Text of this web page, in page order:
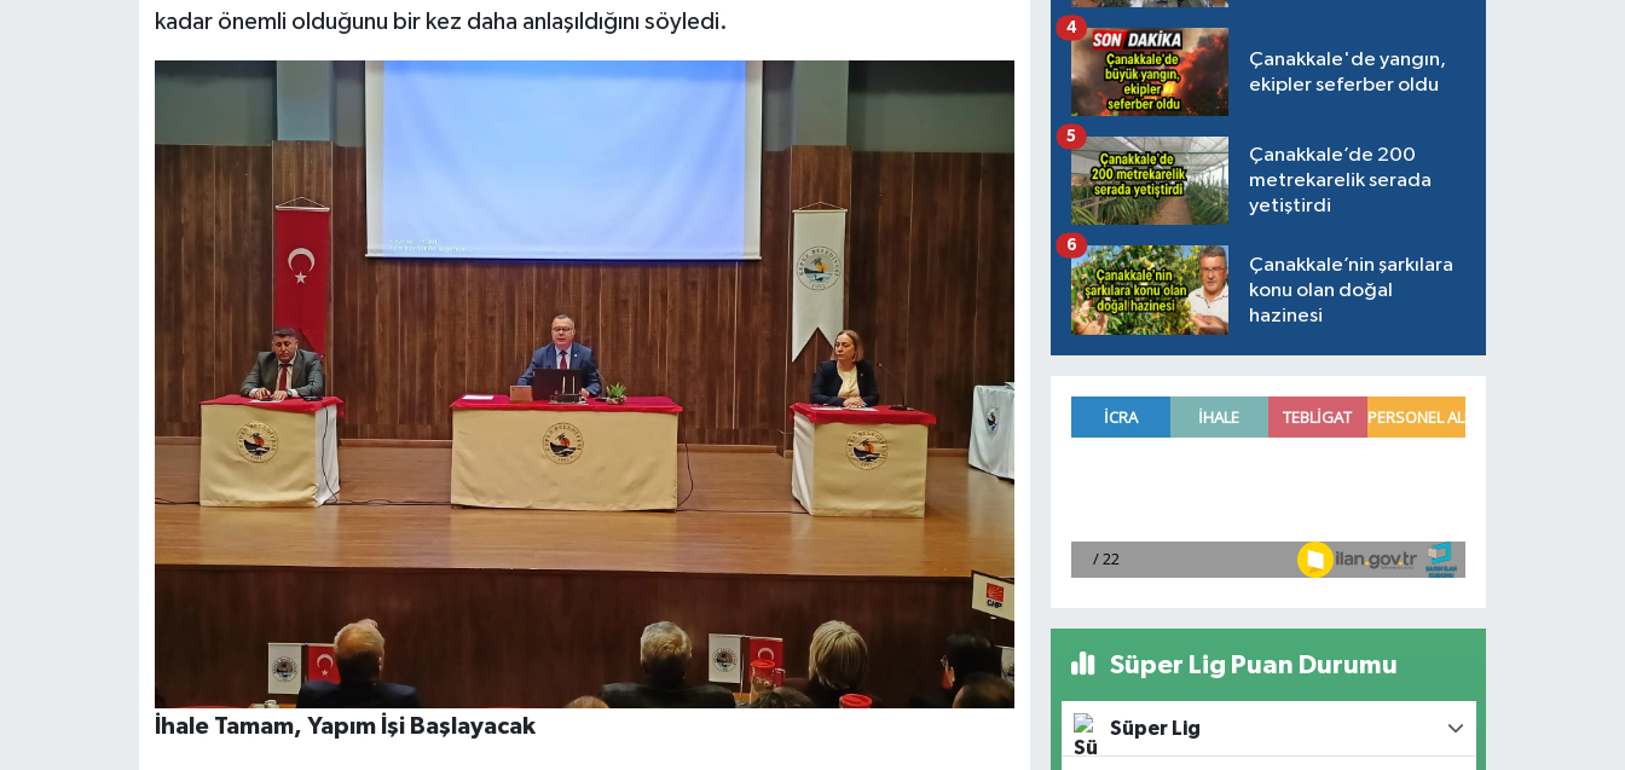
kadar önemli olduğunu bir kez daha anlaşıldığını söyledi.
İhale Tamam, Yapım İşi Başlayacak
Çanakkale'de yangın,
ekipler seferber oldu
4
Çanakkale’de 200
metrekarelik serada
yetiştirdi
5
Çanakkale’nin şarkılara
konu olan doğal
hazinesi
6
Süper Lig Puan Durumu
Süper Lig